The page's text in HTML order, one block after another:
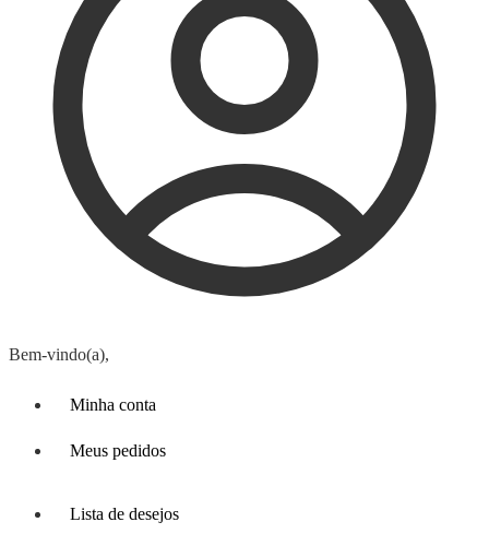
Bem-vindo(a),
Minha conta
Meus pedidos
Lista de desejos